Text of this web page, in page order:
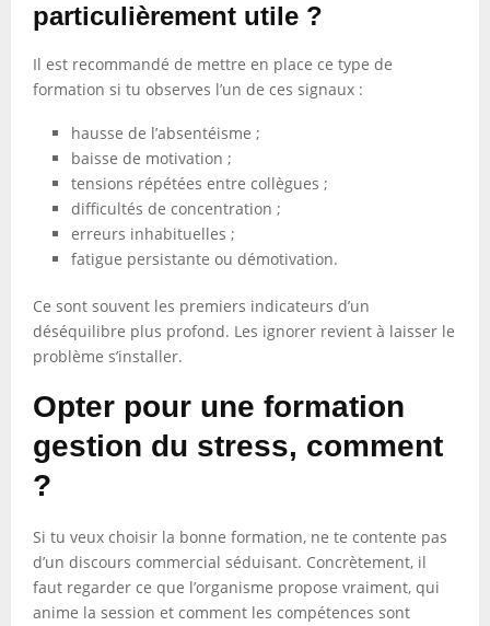
particulièrement utile ?
Il est recommandé de mettre en place ce type de
formation si tu observes l’un de ces signaux :
hausse de l’absentéisme ;
baisse de motivation ;
tensions répétées entre collègues ;
difficultés de concentration ;
erreurs inhabituelles ;
fatigue persistante ou démotivation.
Ce sont souvent les premiers indicateurs d’un
déséquilibre plus profond. Les ignorer revient à laisser le
problème s’installer.
Opter pour une formation
gestion du stress, comment
?
Si tu veux choisir la bonne formation, ne te contente pas
d’un discours commercial séduisant. Concrètement, il
faut regarder ce que l’organisme propose vraiment, qui
anime la session et comment les compétences sont